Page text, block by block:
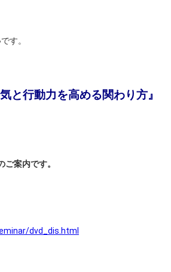
す。
と行動力を高める関わり方』
ご案内です。
dvd_dis.html